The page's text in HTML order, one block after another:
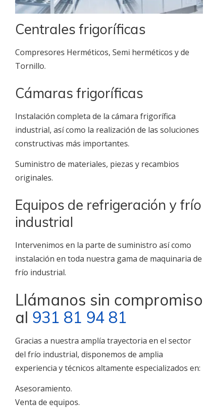
Centrales frigoríficas
Compresores Herméticos, Semi herméticos y de
Tornillo.
Cámaras frigoríficas
Instalación completa de la cámara frigorífica
industrial, así como la realización de las soluciones
constructivas más importantes.
Suministro de materiales, piezas y recambios
originales.
Equipos de refrigeración y frío
industrial
Intervenimos en la parte de suministro así como
instalación en toda nuestra gama de maquinaria de
frío industrial.
Llámanos sin compromiso
al 931 81 94 81
Gracias a nuestra amplía trayectoria en el sector
del frío industrial, disponemos de amplia
experiencia y técnicos altamente especializados en:
Asesoramiento.
Venta de equipos.